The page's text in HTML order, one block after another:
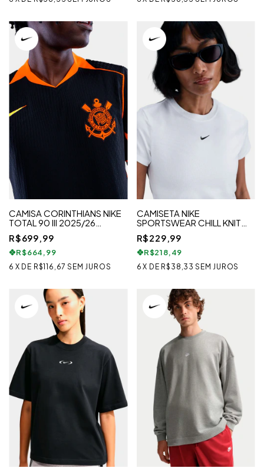
CAMISA CORINTHIANS NIKE
TOTAL 90 III 2025/26
JOGADOR MASCULINA
R$699,99
R$664,99
6 X DE R$116,67 SEM JUROS
CAMISETA NIKE
SPORTSWEAR CHILL KNIT
FEMININA
R$229,99
R$218,49
6 X DE R$38,33 SEM JUROS